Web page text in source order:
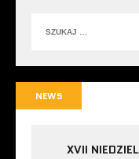
NEWS
XVII